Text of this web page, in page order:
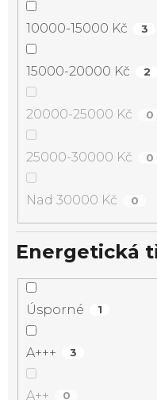
10000-15000 Kč 3
15000-20000 Kč 2
20000-25000 Kč 0
25000-30000 Kč 0
Nad 30000 Kč 0
Energetická
Úsporné 1
A+++ 3
A++ 0